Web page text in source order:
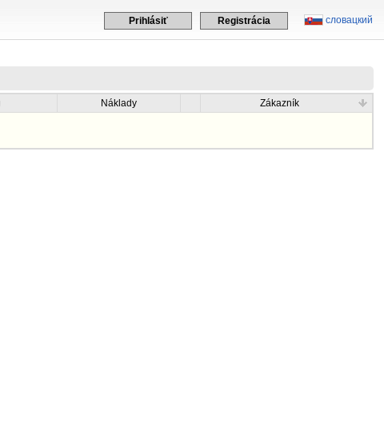
словацкий
Prihlásiť Registrácia
Náklady
Zákazník